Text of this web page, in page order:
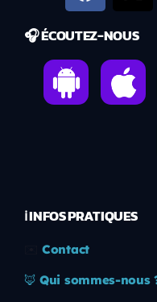
🎧 ÉCOUTEZ-NOUS
ℹ️ INFOS PRATIQUES
Contact
🦊 Qui sommes-nous